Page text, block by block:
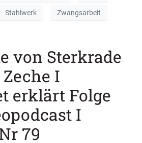
Stahlwerk Zwangsarbeit
von Sterkrade
I
erklärt Folge
I
79